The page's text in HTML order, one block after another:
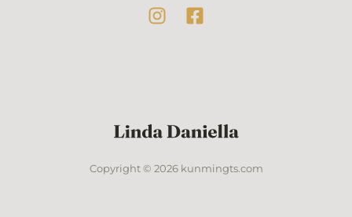
Copyright © 2026 kunmingts.com